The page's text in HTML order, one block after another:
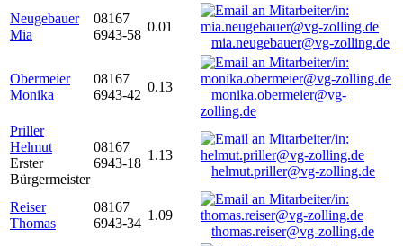
Neugebauer
Mia
08167
6943-58
0.01
mia.neugebauer@vg-zolling.de
Obermeier
Monika
08167
6943-42
0.13
monika.obermeier@vg-
zolling.de
Priller
Helmut
Erster
Bürgermeister
08167
6943-18
1.13
helmut.priller@vg-zolling.de
Reiser
Thomas
08167
6943-34
1.09
thomas.reiser@vg-zolling.de